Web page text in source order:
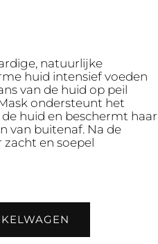
natuurlijke
huid intensief voeden
van de huid op peil
ondersteunt het
huid en beschermt haar
van buitenaf. Na de
en soepel